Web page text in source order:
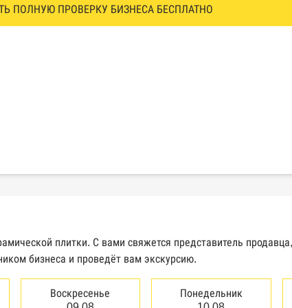
ПОЛНУЮ ПРОВЕРКУ БИЗНЕСА БЕСПЛАТНО
службы России
суда
юридических лиц
физических лиц
плитки. С вами свяжется представитель
бизнеса и проведёт вам экскурсию.
Воскресенье
Понедельник